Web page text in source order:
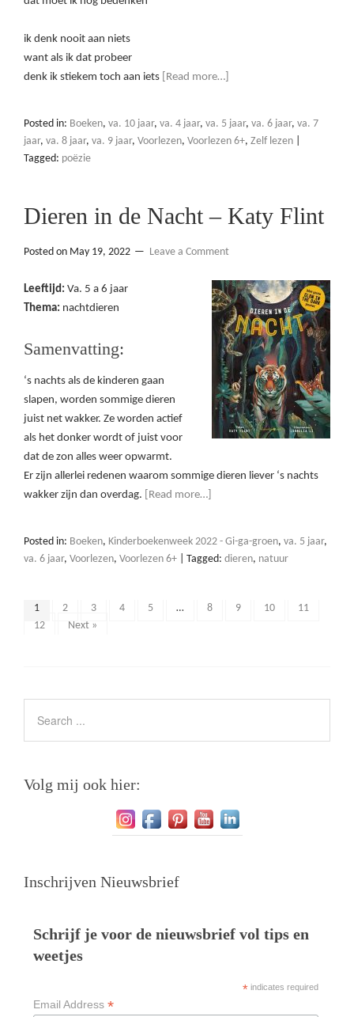
ik denk nooit aan niets
want als ik dat probeer
denk ik stiekem toch aan iets [Read more…]
Posted in: Boeken, va. 10 jaar, va. 4 jaar, va. 5 jaar, va. 6 jaar, va. 7
jaar, va. 8 jaar, va. 9 jaar, Voorlezen, Voorlezen 6+, Zelf lezen
Tagged: poëzie
Dieren in de Nacht – Katy Flint
Posted on May 19, 2022 Leave a Comment
Leeftijd: Va. 5 a 6 jaar
Thema: nachtdieren
Samenvatting:
‘s nachts als de kinderen gaan
slapen, worden sommige dieren
juist net wakker. Ze worden actief
als het donker wordt of juist voor
dat de zon alles weer opwarmt.
Er zijn allerlei redenen waarom sommige dieren liever ‘s nachts
wakker zijn dan overdag.
[Read more…]
Posted in: Boeken, Kinderboekenweek 2022 - Gi-ga-groen, va. 5 jaar,
va. 6 jaar, Voorlezen, Voorlezen 6+ Tagged: dieren, natuur
1 2 3 4 5 … 8 9 10
11
12
Next »
Volg mij ook hier:
Inschrijven Nieuwsbrief
Schrijf je voor de nieuwsbrief vol tips en
weetjes
*indicates required
Email Address *